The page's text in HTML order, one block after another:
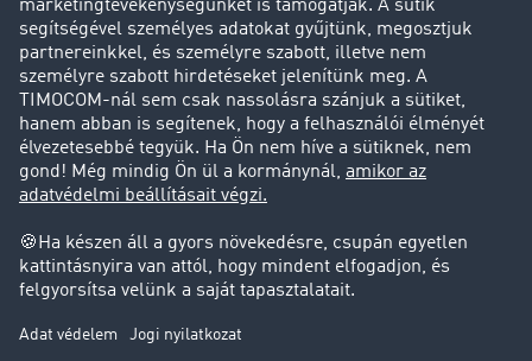
Sikertörténetek
Ügyfél hoz ügyfelet
Jogi információk
Impresszum
Adatvédelem
süti-beállítások